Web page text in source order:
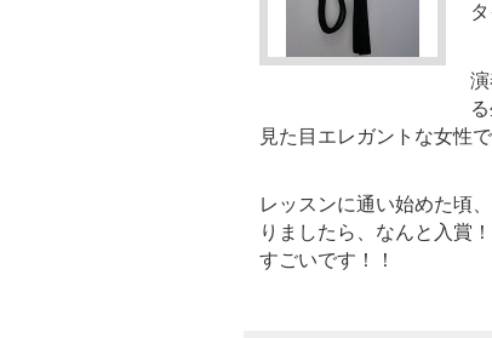
見た目エレガントな女性
レッスンに通い始めた頃
りましたら、なんと入賞！
すごいです！！